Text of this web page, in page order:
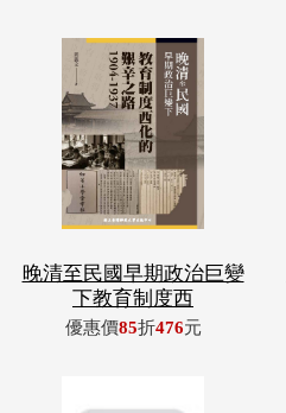
晚清至民國早期政治巨變
下教育制度西
優惠價85折476元